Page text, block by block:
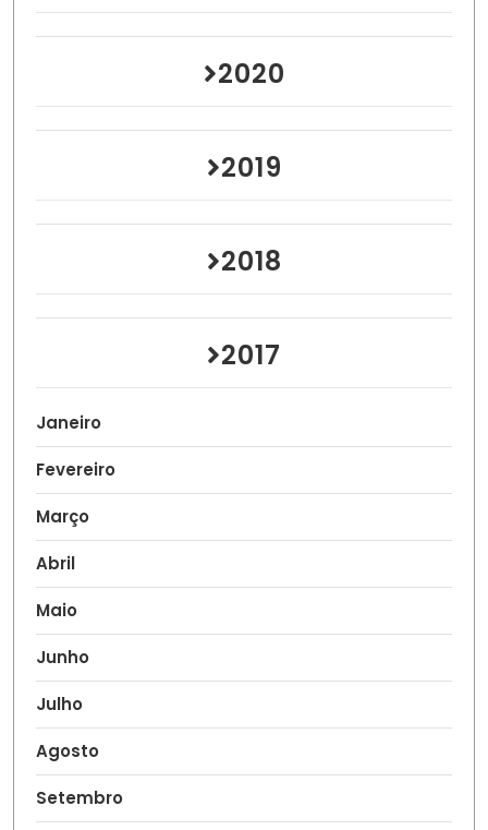
2020
2019
2018
2017
Janeiro
Fevereiro
Março
Abril
Maio
Junho
Julho
Agosto
Setembro